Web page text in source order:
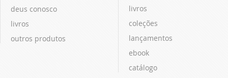
deus conosco
livros
outros produtos
livros
coleções
lançamentos
ebook
catálogo